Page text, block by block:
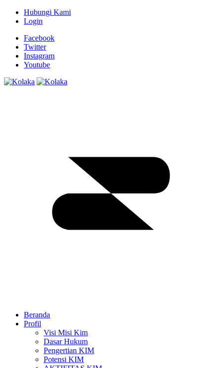
Hubungi Kami
Login
Facebook
Twitter
Instagram
Youtube
Beranda
Profil
Visi Misi Kim
Dasar Hukum
Pengertian KIM
Potensi KIM